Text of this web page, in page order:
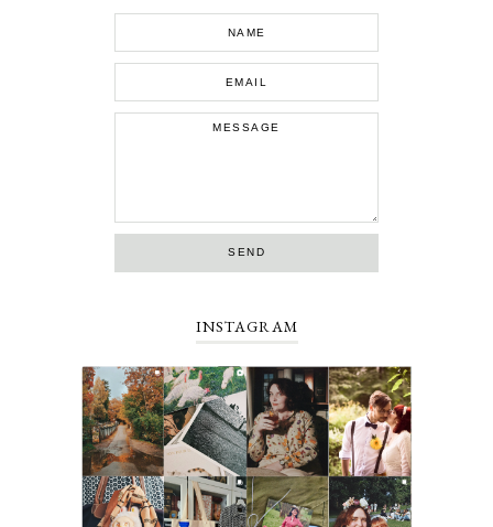
INSTAGRAM